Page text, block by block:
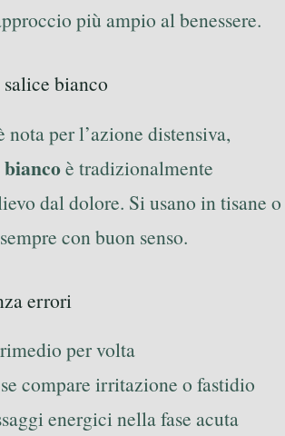
più ampio al benessere.
bianco
nota per l’azione distensiva,
biancoè tradizionalmente
dal dolore. Si usano in tisane o
con buon senso.
errori
per volta
compare irritazione o fastidio
energici nella fase acuta